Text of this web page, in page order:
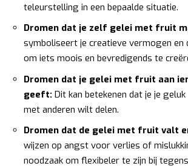
teleurstelling in een bepaalde situatie.
Dromen dat je zelf gelei met fruit
symboliseert je creatieve vermogen en
om iets moois en bevredigends te
Dromen dat je gelei met fruit aan
geeft: Dit kan betekenen dat je je
met anderen wilt delen.
Dromen dat de gelei met fruit valt
wijzen op angst voor verlies of
noodzaak om flexibeler te zijn bij